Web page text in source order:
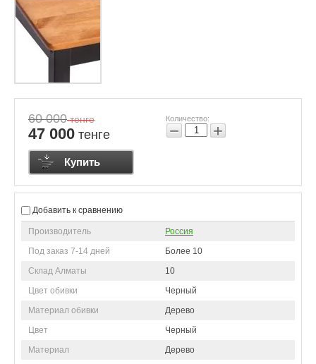
60 000тенге
47 000 тенге
Количество:
− +
Купить
Добавить к сравнению
Производитель
Россия
Под заказ 7-14 дней
Более 10
Склад Алматы
10
Цвет обивки
Черный
Материал обивки
Дерево
Цвет
Черный
Материал
Дерево